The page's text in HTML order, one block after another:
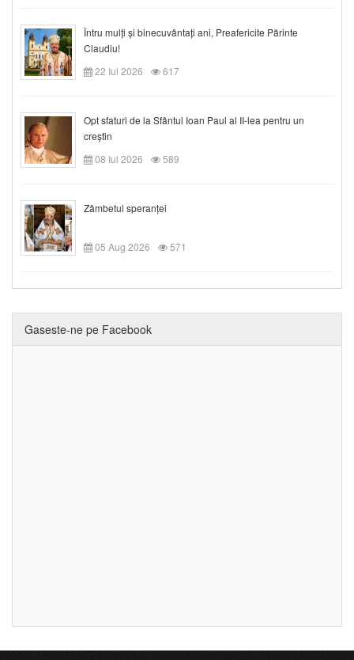
Întru mulți și binecuvântați ani, Preafericite Părinte
Claudiu!
22 Iul 2026
617
Opt sfaturi de la Sfântul Ioan Paul al II-lea pentru un
creștin
08 Iul 2026
589
Zâmbetul speranței
05 Aug 2026 571
Gaseste-ne pe Facebook